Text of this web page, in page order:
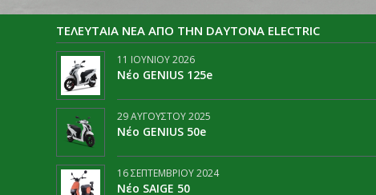
ΤΕΛΕΥΤΑΙΑ ΝΕΑ ΑΠΟ ΤΗΝ DAYTONA ELECTRIC
11 ΙΟΥΝΊΟΥ 2026
Νέο GENIUS 125e
29 ΑΥΓΟΎΣΤΟΥ 2025
Νέο GENIUS 50e
16 ΣΕΠΤΕΜΒΡΊΟΥ 2024
Νέο SAIGE 50